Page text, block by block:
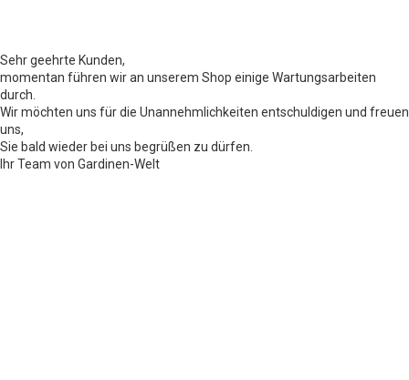
Sehr geehrte Kunden,
momentan führen wir an unserem Shop einige Wartungsarbeiten
durch.
Wir möchten uns für die Unannehmlichkeiten entschuldigen und freuen
uns,
Sie bald wieder bei uns begrüßen zu dürfen.
Ihr Team von Gardinen-Welt